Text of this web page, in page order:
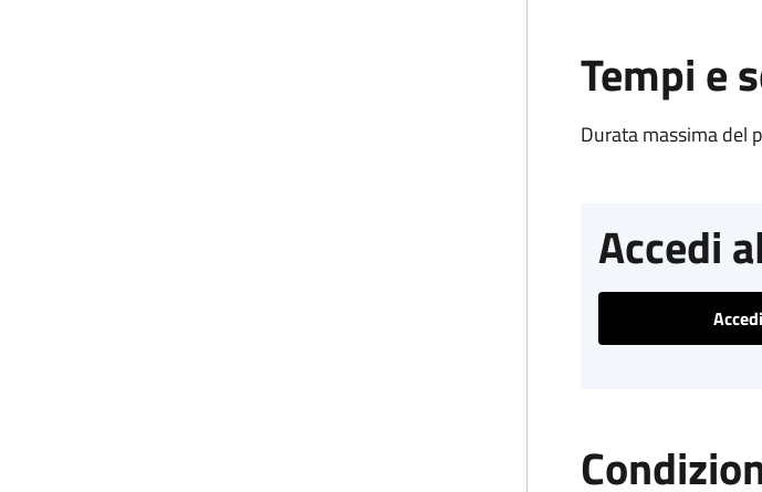
Tempi e
Durata massima del
Accedi